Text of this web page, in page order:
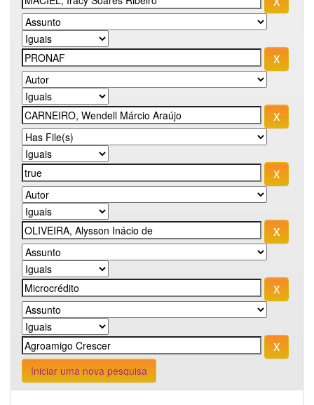
Iniciar uma nova pesquisa